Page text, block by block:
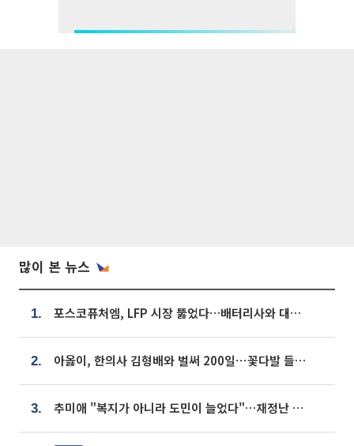
많이 본 뉴스
1. 포스코퓨처엠, LFP 시장 뚫었다…배터리사와 대규모 장기 공급 합의
2. 아옳이, 한의사 김형배와 벌써 200일⋯꽃다발 들고 "프러포즈 아냐"
3. 추미애 "복지가 아니라 도민이 늘었다"…재정난 책임론 정면돌파